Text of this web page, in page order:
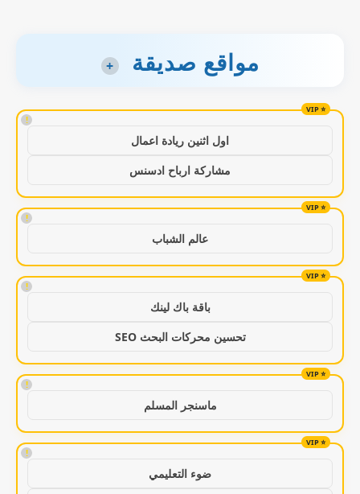
مواقع صديقة +
!
اول اثنين ريادة اعمال
مشاركة ارباح ادسنس
!
عالم الشباب
!
باقة باك لينك
تحسين محركات البحث SEO
!
ماسنجر المسلم
!
ضوء التعليمي